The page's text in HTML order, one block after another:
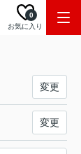
お気に入り
0
変更
変更